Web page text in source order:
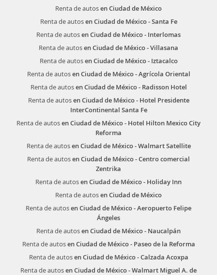
Renta de autosen Ciudad de México
Renta de autosen Ciudad de México - Santa Fe
Renta de autosen Ciudad de México - Interlomas
Renta de autosen Ciudad de México - Villasana
Renta de autosen Ciudad de México - Iztacalco
Renta de autosen Ciudad de México - Agrícola Oriental
Renta de autosen Ciudad de México - Radisson Hotel
Renta de autosen Ciudad de México - Hotel Presidente
InterContinental Santa Fe
Renta de autosen Ciudad de México - Hotel Hilton Mexico City
Reforma
Renta de autosen Ciudad de México - Walmart Satellite
Renta de autosen Ciudad de México - Centro comercial
Zentrika
Renta de autosen Ciudad de México - Holiday Inn
Renta de autosen Ciudad de México
Renta de autosen Ciudad de México - Aeropuerto Felipe
Ángeles
Renta de autosen Ciudad de México - Naucalpán
Renta de autosen Ciudad de México - Paseo de la Reforma
Renta de autosen Ciudad de México - Calzada Acoxpa
Renta de autosen Ciudad de México - Walmart Miguel A. de